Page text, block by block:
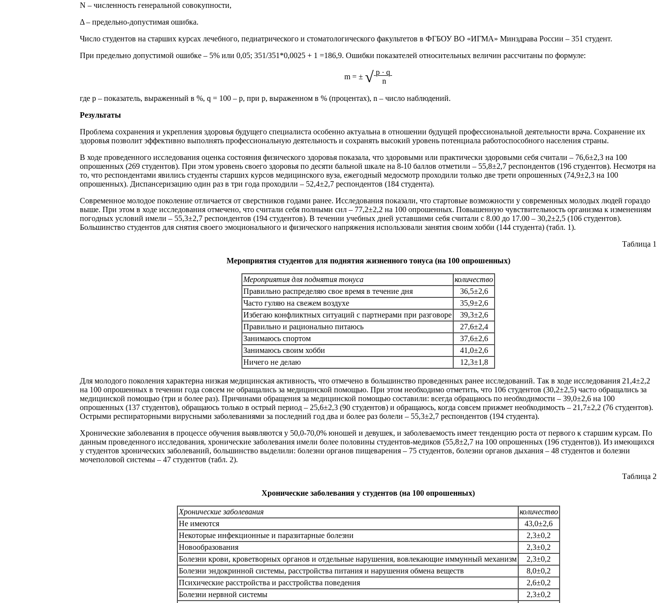
N – численность генеральной совокупности,
Δ – предельно-допустимая ошибка.
Число студентов на старших курсах лечебного, педиатрического и стоматологического факультетов в ФГБОУ ВО «ИГМА» Минздрава России – 351 студент.
При предельно допустимой ошибке – 5% или 0,05; 351/351*0,0025 + 1 =186,9. Ошибки показателей относительных величин рассчитаны по формуле:
m = ± √ p · q
n
где р – показатель, выраженный в %, q = 100 – р, при р, выраженном в % (процентах), n – число наблюдений.
Результаты
Проблема сохранения и укрепления здоровья будущего специалиста особенно актуальна в отношении будущей профессиональной деятельности врача. Сохранение их
здоровья позволит эффективно выполнять профессиональную деятельность и сохранять высокий уровень потенциала работоспособного населения страны.
В ходе проведенного исследования оценка состояния физического здоровья показала, что здоровыми или практически здоровыми себя считали – 76,6±2,3 на 100
опрошенных (269 студентов). При этом уровень своего здоровья по десяти бальной шкале на 8-10 баллов отметили – 55,8±2,7 респондентов (196 студентов). Несмотря на
то, что респондентами явились студенты старших курсов медицинского вуза, ежегодный медосмотр проходили только две трети опрошенных (74,9±2,3 на 100
опрошенных). Диспансеризацию один раз в три года проходили – 52,4±2,7 респондентов (184 студента).
Современное молодое поколение отличается от сверстников годами ранее. Исследования показали, что стартовые возможности у современных молодых людей гораздо
выше. При этом в ходе исследования отмечено, что считали себя полными сил – 77,2±2,2 на 100 опрошенных. Повышенную чувствительность организма к изменениям
погодных условий имели – 55,3±2,7 респондентов (194 студентов). В течении учебных дней уставшими себя считали с 8.00 до 17.00 – 30,2±2,5 (106 студентов).
Большинство студентов для снятия своего эмоционального и физического напряжения использовали занятия своим хобби (144 студента) (табл. 1).
Таблица 1
Мероприятия студентов для поднятия жизненного тонуса (на 100 опрошенных)
Мероприятия для поднятия тонуса
количество
Правильно распределяю свое время в течение дня
36,5±2,6
Часто гуляю на свежем воздухе
35,9±2,6
Избегаю конфликтных ситуаций с партнерами при разговоре
39,3±2,6
Правильно и рационально питаюсь
27,6±2,4
Занимаюсь спортом
37,6±2,6
Занимаюсь своим хобби
41,0±2,6
Ничего не делаю
12,3±1,8
Для молодого поколения характерна низкая медицинская активность, что отмечено в большинство проведенных ранее исследований. Так в ходе исследования 21,4±2,2
на 100 опрошенных в течении года совсем не обращались за медицинской помощью. При этом необходимо отметить, что 106 студентов (30,2±2,5) часто обращались за
медицинской помощью (три и более раз). Причинами обращения за медицинской помощью составили: всегда обращаюсь по необходимости – 39,0±2,6 на 100
опрошенных (137 студентов), обращаюсь только в острый период – 25,6±2,3 (90 студентов) и обращаюсь, когда совсем прижмет необходимость – 21,7±2,2 (76 студентов).
Острыми респираторными вирусными заболеваниями за последний год два и более раз болели – 55,3±2,7 респондентов (194 студента).
Хронические заболевания в процессе обучения выявляются у 50,0-70,0% юношей и девушек, и заболеваемость имеет тенденцию роста от первого к старшим курсам. По
данным проведенного исследования, хронические заболевания имели более половины студентов-медиков (55,8±2,7 на 100 опрошенных (196 студентов)). Из имеющихся
у студентов хронических заболеваний, большинство выделили: болезни органов пищеварения – 75 студентов, болезни органов дыхания – 48 студентов и болезни
мочеполовой системы – 47 студентов (табл. 2).
Таблица 2
Хронические заболевания у студентов (на 100 опрошенных)
Хронические заболевания
количество
Не имеются
43,0±2,6
Некоторые инфекционные и паразитарные болезни
2,3±0,2
Новообразования
2,3±0,2
Болезни крови, кроветворных органов и отдельные нарушения, вовлекающие иммунный механизм
2,3±0,2
Болезни эндокринной системы, расстройства питания и нарушения обмена веществ
8,0±0,2
Психические расстройства и расстройства поведения
2,6±0,2
Болезни нервной системы
2,3±0,2